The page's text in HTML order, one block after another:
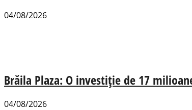
04/08/2026
Brăila Plaza: O investiție de 17
04/08/2026